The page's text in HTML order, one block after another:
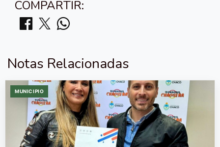
COMPARTIR:
Notas Relacionadas
MUNICIPIO